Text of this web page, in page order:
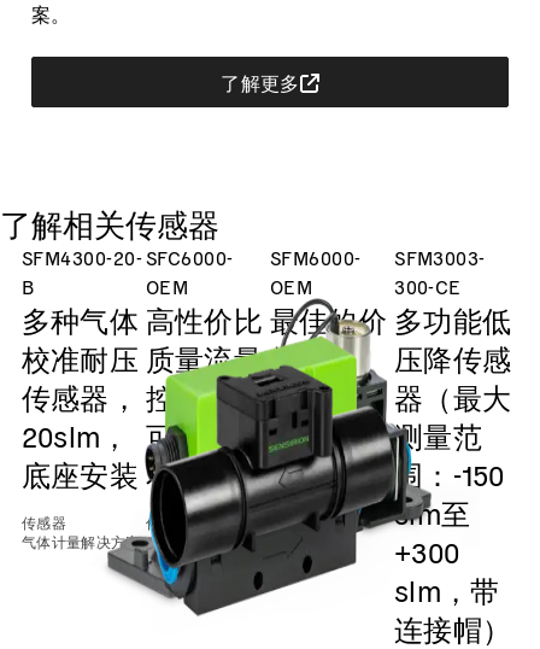
案。
了解更多
了解相关传感器
SFM4300-20-
B
多种气体
校准耐压
传感器，
20slm，
底座安装
传感器
气体计量解决方案
SFC6000-
OEM
高性价比
质量流量
控制器，
可定制版
本
传感器
质量流量控制器
SFM6000-
OEM
最佳的价
格性能
比，可定
制版本
传感器
气体计量解决方案
SFM3003-
300-CE
多功能低
压降传感
器（最大
测量范
围：-150
slm至
+300
slm，带
连接帽）